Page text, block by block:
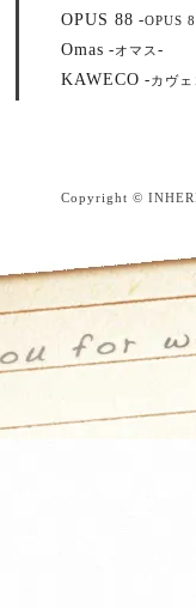
OPUS 88 -OPUS
Omas -オマス -
KAWECO -カヴェ
Copyright ©